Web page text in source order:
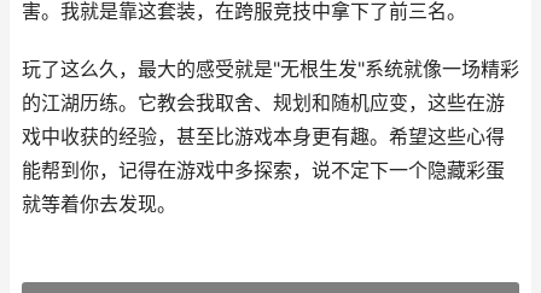
害。我就是靠这套装，在跨服竞技中拿下了前三名。
玩了这么久，最大的感受就是"无根生发"系统就像一场精彩
的江湖历练。它教会我取舍、规划和随机应变，这些在游
戏中收获的经验，甚至比游戏本身更有趣。希望这些心得
能帮到你，记得在游戏中多探索，说不定下一个隐藏彩蛋
就等着你去发现。